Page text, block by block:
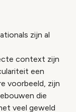
zijn al
context zijn
een
voorbeeld, zijn
die
veel geweld